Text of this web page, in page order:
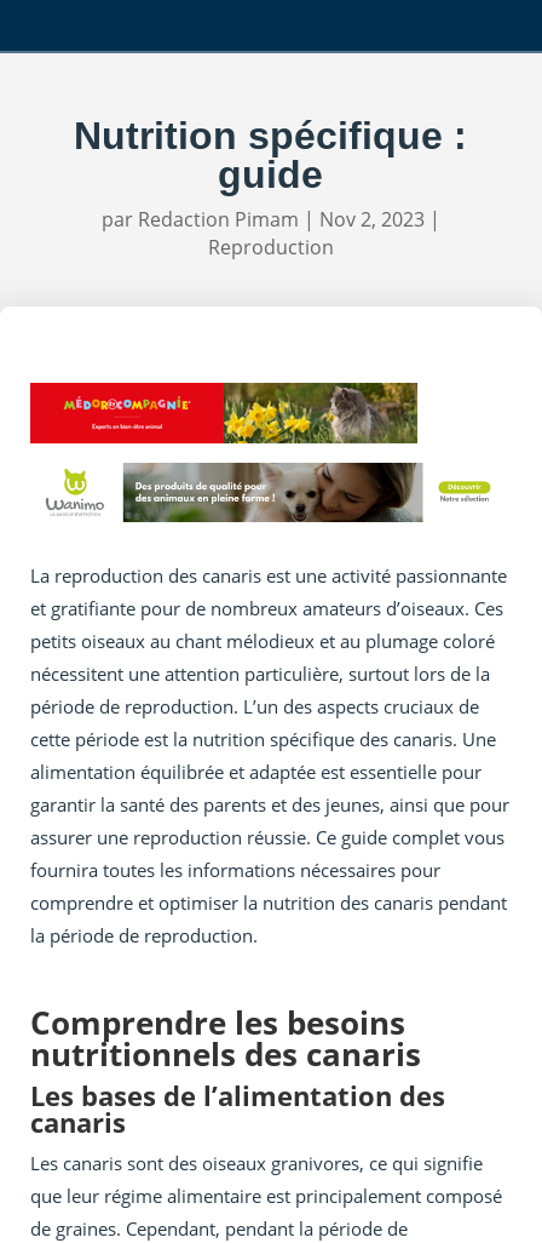
Nutrition spécifique :
guide
par Redaction Pimam | Nov 2, 2023|
Reproduction
La reproduction des canaris est une activité passionnante
et gratifiante pour de nombreux amateurs d’oiseaux. Ces
petits oiseaux au chant mélodieux et au plumage coloré
nécessitent une attention particulière, surtout lors de la
période de reproduction. L’un des aspects cruciaux de
cette période est la nutrition spécifique des canaris. Une
alimentation équilibrée et adaptée est essentielle pour
garantir la santé des parents et des jeunes, ainsi que pour
assurer une reproduction réussie. Ce guide complet vous
fournira toutes les informations nécessaires pour
comprendre et optimiser la nutrition des canaris pendant
la période de reproduction.
Comprendre les besoins
nutritionnels des canaris
Les bases de l’alimentation des
canaris
Les canaris sont des oiseaux granivores, ce qui signifie
que leur régime alimentaire est principalement composé
de graines. Cependant, pendant la période de